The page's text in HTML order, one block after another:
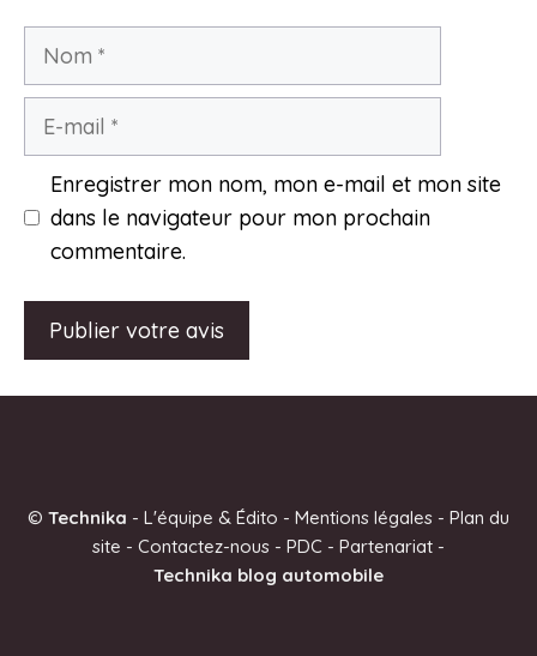
Nom
Enregistrer mon nom, mon e-mail et mon site
dans le navigateur pour mon prochain
commentaire.
r
© Technika - L'équipe & Édito - Mentions légales - Plan du
site - Contactez-nous - PDC - Partenariat -
Technika blog automobile